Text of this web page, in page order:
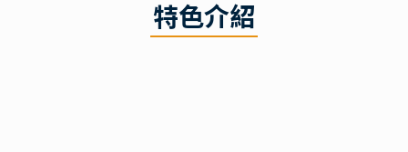
特色介紹